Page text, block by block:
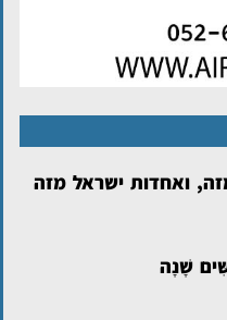
ואחדות ישראל מזה
שָׁנָה